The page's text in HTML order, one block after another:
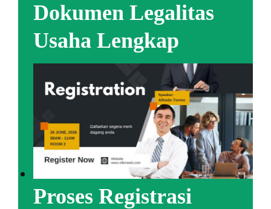
Dokumen Legalitas
Usaha Lengkap
Proses Registrasi